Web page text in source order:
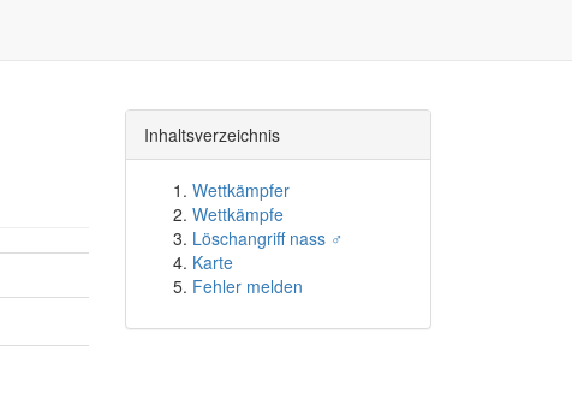
Inhaltsverzeichnis
Wettkämpfer
Wettkämpfe
Löschangriff nass ♂
Karte
Fehler melden